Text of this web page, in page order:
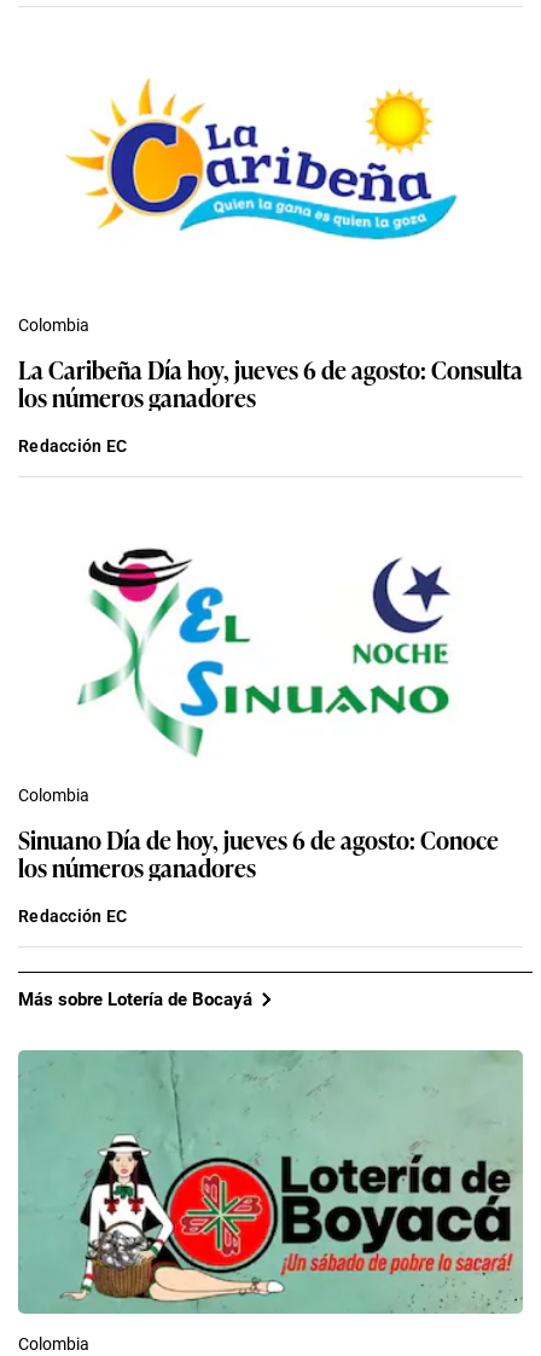
Colombia
La Caribeña Día hoy, jueves 6 de agosto: Consulta
los números ganadores
Redacción EC
Colombia
Sinuano Día de hoy, jueves 6 de agosto: Conoce
los números ganadores
Redacción EC
Más sobre Lotería de Bocayá
Colombia